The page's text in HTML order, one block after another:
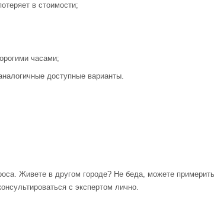
в стоимости;
часами;
доступные варианты.
Живете в другом городе? Не беда, можете примерить
с экспертом лично.